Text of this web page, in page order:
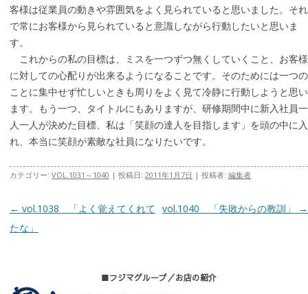
客様は従業員の動きや雰囲気をよく見られていると思いました。それ
で常にお客様から見られていると意識しながら行動したいと思いま
す。
これからの私の目標は、ミスを一つずつ無くしていくこと、お客様
に対しての心配りが出来るようになることです。そのためには一つの
ことに集中せず忙しいときも周りをよく見て冷静に行動しようと思い
ます。もう一つ、タイトルにもありますが、研修期間中に新入社員一
人一人が決めた目標、私は「笑顔の達人を目指します」を頭の中に入
れ、本当に笑顔が素敵な社員になりたいです。
カテゴリー: VOL.1031～1040 | 投稿日: 2011年1月7日 | 投稿者: 編集者
投稿ナビゲーション
← vol.1038 「よく覚えてくれて
たな」
vol.1040 「失敗からの教訓」 →
■フジマグループ／お店の紹介